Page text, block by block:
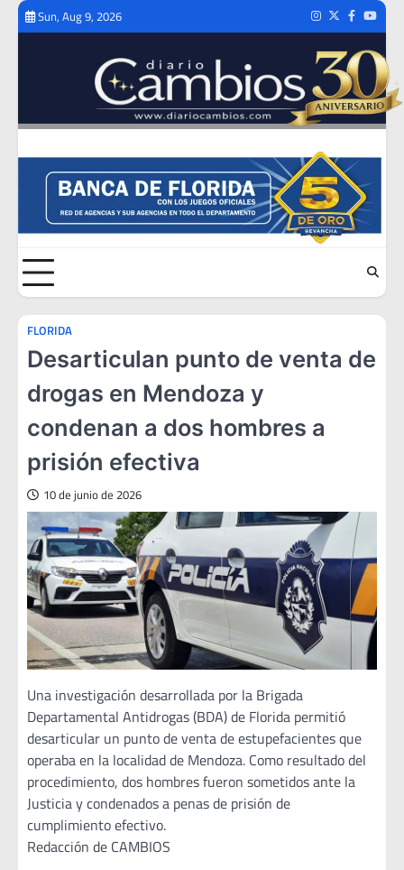
Skip
Sun, Aug 9, 2026 Instagram
TwitterFacebook
FLORIDA
Desarticulan punto de venta de
drogas en Mendoza y
condenan a dos hombres a
prisión efectiva
10 de junio de 2026
Una investigación desarrollada por la Brigada
Departamental Antidrogas (BDA) de Florida permitió
desarticular un punto de venta de estupefacientes que
operaba en la localidad de Mendoza. Como resultado del
procedimiento, dos hombres fueron sometidos ante la
Justicia y condenados a penas de prisión de
cumplimiento efectivo.
Redacción de CAMBIOS